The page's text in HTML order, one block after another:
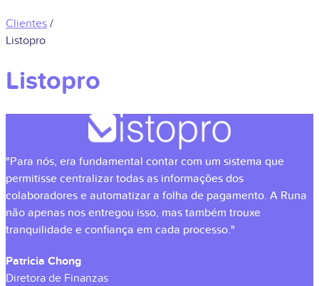
Clientes /
Listopro
Listopro
"Para nós, era fundamental contar com um sistema que
permitisse centralizar todas as informações dos
colaboradores e automatizar a folha de pagamento. A Runa
não apenas nos entregou isso, mas também trouxe
tranquilidade e confiança em cada processo."
Patricia Chong
Diretora de Finanzas